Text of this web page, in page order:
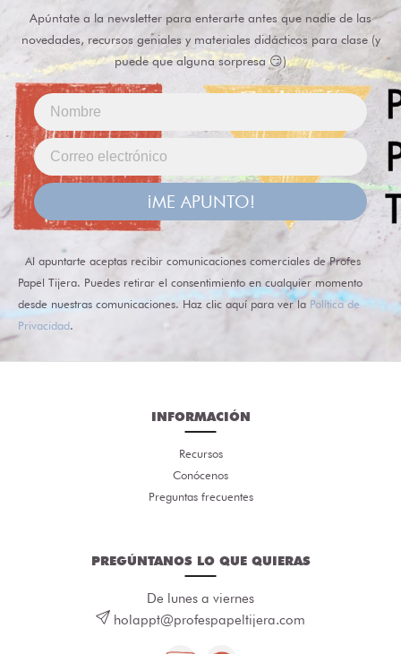
Apúntate a la newsletter para enterarte antes que nadie de las
novedades, recursos geniales y materiales didácticos para clase (y
puede que alguna sorpresa 😏)
¡ME APUNTO!
Al apuntarte aceptas recibir comunicaciones comerciales de Profes
Papel Tijera. Puedes retirar el consentimiento en cualquier momento
desde nuestras comunicaciones. Haz clic aquí para ver la Política de
Privacidad.
INFORMACIÓN
Recursos
Conócenos
Preguntas frecuentes
PREGÚNTANOS LO QUE QUIERAS
De lunes a viernes
holappt@profespapeltijera.com